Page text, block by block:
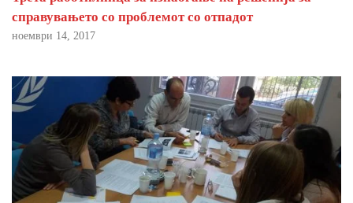
справувањето со проблемот со отпадот
ноември 14, 2017